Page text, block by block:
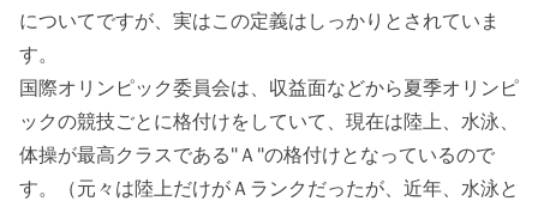
についてですが、実はこの定義はしっかりとされていま
す。
国際オリンピック委員会は、収益面などから夏季オリンピ
ックの競技ごとに格付けをしていて、現在は陸上、水泳、
体操が最高クラスである"Ａ"の格付けとなっているので
す。（元々は陸上だけがＡランクだったが、近年、水泳と